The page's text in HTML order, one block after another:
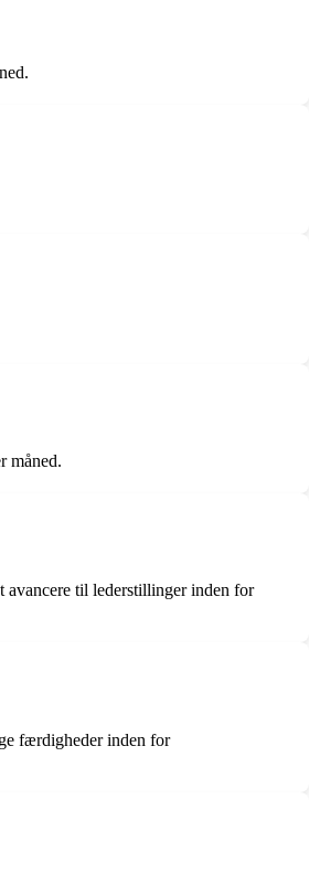
måned.
avancere til lederstillinger inden for
færdigheder inden for